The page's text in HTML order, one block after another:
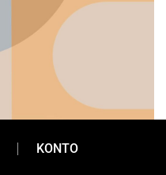
KONTO